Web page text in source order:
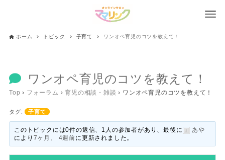
ホーム トピック 子育て ワンオペ育児のコツを教えて！
ワンオペ育児のコツを教えて！
Top › フォーラム › 育児の相談・雑談 › ワンオペ育児のコツを教えて！
タグ: 子育て
このトピックには0件の返信、1人の参加者があり、最後に
あや
により 7ヶ月、 4週前に更新されました。